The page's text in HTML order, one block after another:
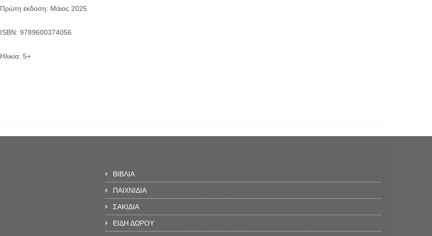
Πρώτη έκδοση: Μάιος 2025
ISBN: 9789600374056
Ηλικία: 5+
ΒΙΒΛΙΑ
ΠΑΙΧΝΙΔΙΑ
ΣΑΚΙΔΙΑ
ΕΙΔΗ ΔΩΡΟΥ